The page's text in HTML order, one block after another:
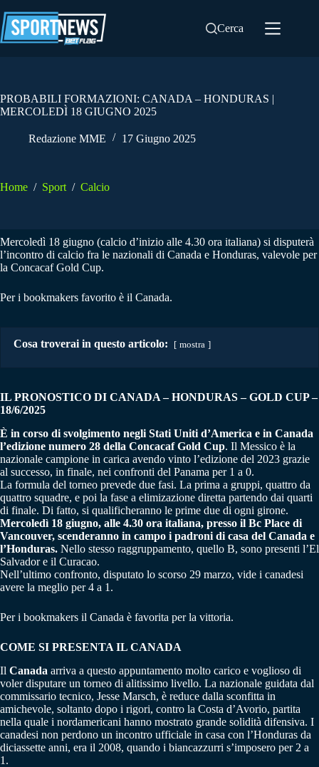
al
contenuto
Cerca
PROBABILI FORMAZIONI: CANADA – HONDURAS |
MERCOLEDÌ 18 GIUGNO 2025
Redazione MME 17 Giugno 2025
Home / Sport / Calcio
Mercoledì 18 giugno (calcio d’inizio alle 4.30 ora italiana) si disputerà
l’incontro di calcio fra le nazionali di Canada e Honduras, valevole per
la Concacaf Gold Cup.
Per i bookmakers favorito è il Canada.
Cosa troverai in questo articolo: mostra
IL PRONOSTICO DI CANADA – HONDURAS– GOLD CUP–
18/6/2025
È in corso di svolgimento negli Stati Uniti d’America e in Canada
l’edizione numero 28 della Concacaf Gold Cup. Il Messico è la
nazionale campione in carica avendo vinto l’edizione del 2023 grazie
al successo, in finale, nei confronti del Panama per 1 a 0.
La formula del torneo prevede due fasi. La prima a gruppi, quattro da
quattro squadre, e poi la fase a elimizazione diretta partendo dai quarti
di finale. Di fatto, si qualificheranno le prime due di ogni girone.
Mercoledì 18 giugno, alle 4.30 ora italiana, presso il Bc Place di
Vancouver, scenderanno in campo i padroni di casa del Canada e
l’Honduras. Nello stesso raggruppamento, quello B, sono presenti l’El
Salvador e il Curacao.
Nell’ultimo confronto, disputato lo scorso 29 marzo, vide i canadesi
avere la meglio per 4 a 1.
Per i bookmakers il Canada è favorita per la vittoria.
COME SI PRESENTA IL CANADA
Il Canada arriva a questo appuntamento molto carico e voglioso di
voler disputare un torneo di alitissimo livello. La nazionale guidata dal
commissario tecnico, Jesse Marsch, è reduce dalla sconfitta in
amichevole, soltanto dopo i rigori, contro la Costa d’Avorio, partita
nella quale i nordamericani hanno mostrato grande solidità difensiva. I
canadesi non perdono un incontro ufficiale in casa con l’Honduras da
diciassette anni, era il 2008, quando i biancazzurri s’imposero per 2 a
1.